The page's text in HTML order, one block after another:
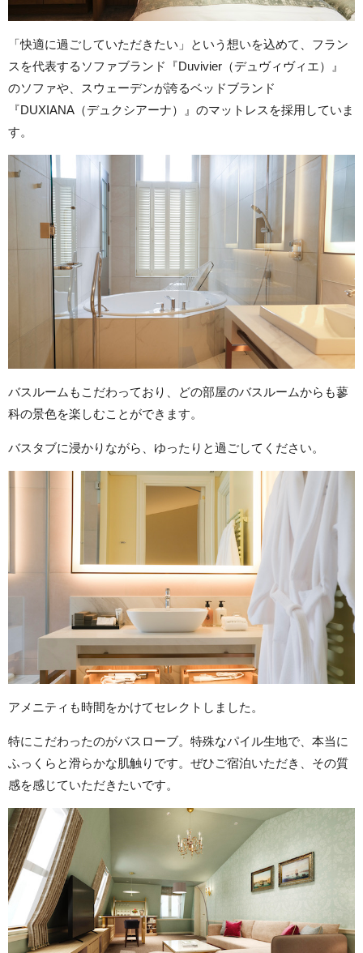
「快適に過ごしていただきたい」という想いを込めて、フラン
スを代表するソファブランド『Duvivier（デュヴィヴィエ）』
のソファや、スウェーデンが誇るベッドブランド
『DUXIANA（デュクシアーナ）』のマットレスを採用していま
す。
バスルームもこだわっており、どの部屋のバスルームからも蓼
科の景色を楽しむことができます。
バスタブに浸かりながら、ゆったりと過ごしてください。
アメニティも時間をかけてセレクトしました。
特にこだわったのがバスローブ。特殊なパイル生地で、本当に
ふっくらと滑らかな肌触りです。ぜひご宿泊いただき、その質
感を感じていただきたいです。